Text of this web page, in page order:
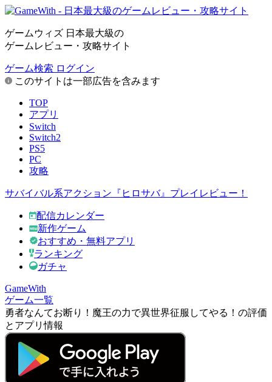
ゲームウィズ 日本最大級の
ゲームレビュー・攻略サイト
ゲーム検索 ログイン
このサイトは一部広告を含みます
TOP
アプリ
Switch
Switch2
PS5
PC
攻略
サバイバル系アクション『ヒロサバ』プレイレビュー！
配信カレンダー
新作ゲーム
おすすめ・無料アプリ
ランキング
ガチャ
GameWith
ゲーム一覧
勇者なんてお断り！魔王の力で異世界征服してやる！の評価
とアプリ情報